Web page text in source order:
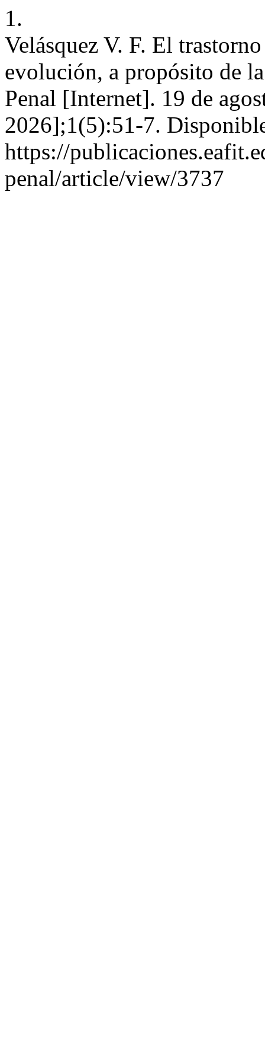
1.
Velásquez V. F. El
evolución, a propósito de
Penal [Internet]. 19 de
2026];1(5):51-7.
https://
penal/article/view/3737